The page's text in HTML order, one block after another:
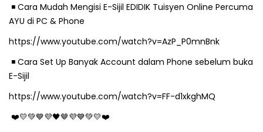
◾ ️ Cara Mudah Mengisi E-Sijil EDIDIK Tuisyen Online Percuma
AYU di PC & Phone
https://www.youtube.com/watch?v=AzP_P0mnBnk
◾ ️ Cara Set Up Banyak Account dalam Phone sebelum buka
E-Sijil
https://www.youtube.com/watch?v=FF-d1xkghMQ
❤💛💚💙💜🖤🤎💜💙💚💛❤